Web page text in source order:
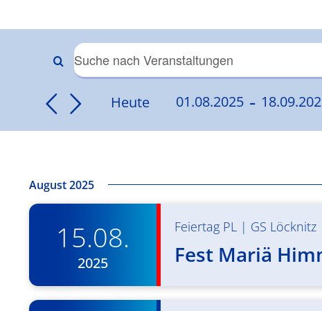
Veranstaltungen
Suche
Ansichten,
Navigation
Bitte
eingeben.
Schlüsselwort.
Heute 01.08.2025 -
Datum
August 2025
15.08.
2025
Feiertag PL | GS Löcknitz
Fest Mariä